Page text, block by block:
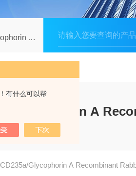
有什么可以帮
(SDT-R279)
Glycophorin A
CD235a/Glycophorin A Recombinant